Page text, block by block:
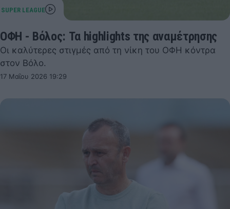
ΟΦΗ - Βόλος: Τα highlights της αναμέτρησης
Οι καλύτερες στιγμές από τη νίκη του ΟΦΗ κόντρα
στον Βόλο.
17 Μαΐου 2026 19:29